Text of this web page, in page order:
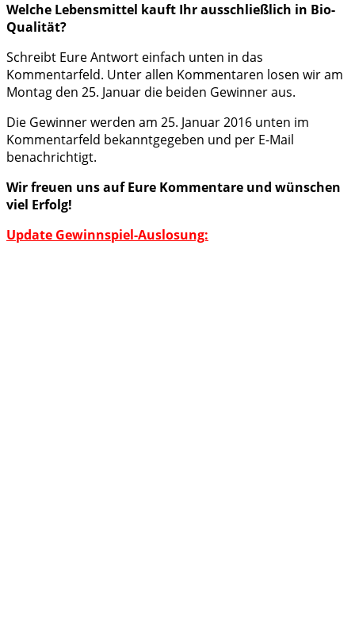
Welche Lebensmittel kauft Ihr ausschließlich in Bio-
Qualität?
Schreibt Eure Antwort einfach unten in das
Kommentarfeld. Unter allen Kommentaren losen wir am
Montag den 25. Januar die beiden Gewinner aus.
Die Gewinner werden am 25. Januar 2016 unten im
Kommentarfeld bekanntgegeben und per E-Mail
benachrichtigt.
Wir freuen uns auf Eure Kommentare und wünschen
viel Erfolg!
Update Gewinnspiel-Auslosung: